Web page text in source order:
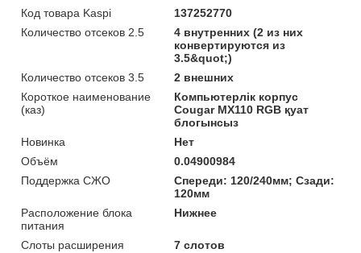
Код товара Kaspi
137252770
Количество отсеков 2.5
4 внутренних (2 из них
конвертируются из
3.5&quot;)
Количество отсеков 3.5
2 внешних
Короткое наименование
(каз)
Компьютерлік корпус
Cougar MX110 RGB қуат
блогынсыз
Новинка
Нет
Объём
0.04900984
Поддержка СЖО
Спереди: 120/240мм; Сзади:
120мм
Расположение блока
питания
Нижнее
Слоты расширения
7 слотов